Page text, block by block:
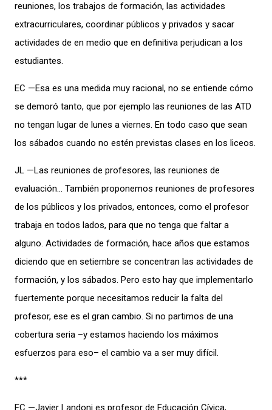
reuniones, los trabajos de formación, las actividades
extracurriculares, coordinar públicos y privados y sacar
actividades de en medio que en definitiva perjudican a los
estudiantes.
EC —Esa es una medida muy racional, no se entiende cómo
se demoró tanto, que por ejemplo las reuniones de las ATD
no tengan lugar de lunes a viernes. En todo caso que sean
los sábados cuando no estén previstas clases en los liceos.
JL —Las reuniones de profesores, las reuniones de
evaluación… También proponemos reuniones de profesores
de los públicos y los privados, entonces, como el profesor
trabaja en todos lados, para que no tenga que faltar a
alguno. Actividades de formación, hace años que estamos
diciendo que en setiembre se concentran las actividades de
formación, y los sábados. Pero esto hay que implementarlo
fuertemente porque necesitamos reducir la falta del
profesor, ese es el gran cambio. Si no partimos de una
cobertura seria –y estamos haciendo los máximos
esfuerzos para eso– el cambio va a ser muy difícil.
***
EC —Javier Landoni es profesor de Educación Cívica,